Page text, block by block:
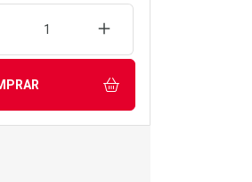
UMA UNIDADEAUMENTAR UMA